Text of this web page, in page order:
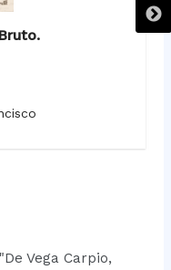
Vega Carpio,